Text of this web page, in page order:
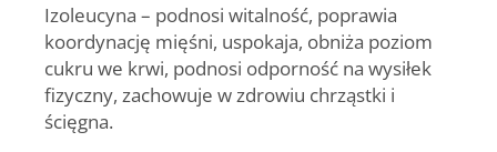
Izoleucyna – podnosi witalność, poprawia
koordynację mięśni, uspokaja, obniża poziom
cukru we krwi, podnosi odporność na wysiłek
fizyczny, zachowuje w zdrowiu chrząstki i
ścięgna.